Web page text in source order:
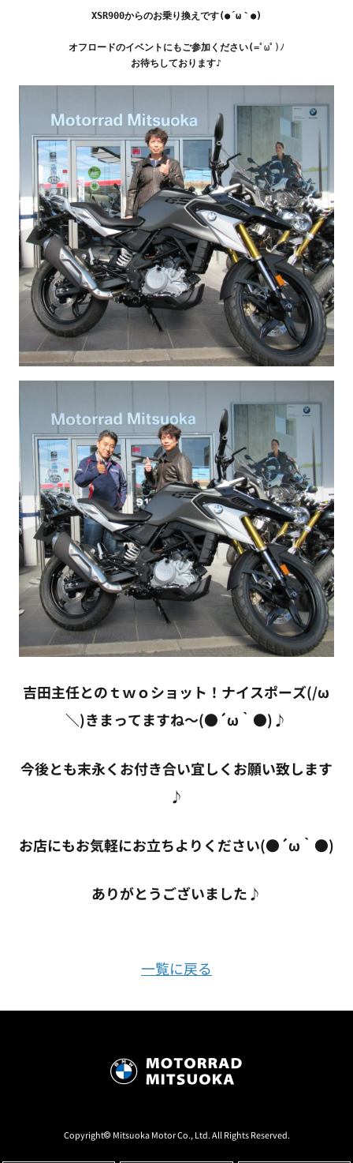
XSR900からのお乗り換えです(●´ω｀●)
オフロードのイベントにもご参加ください(=ﾟωﾟ)ﾉ
お待ちしております♪
吉田主任とのｔｗｏショット！ナイスポーズ(/ω
＼)きまってますね～(●´ω｀●)♪
今後とも末永くお付き合い宜しくお願い致します
♪
お店にもお気軽にお立ちよりください(●´ω｀●)
ありがとうございました♪
一覧に戻る
Copyright© Mitsuoka Motor Co., Ltd. All Rights Reserved.